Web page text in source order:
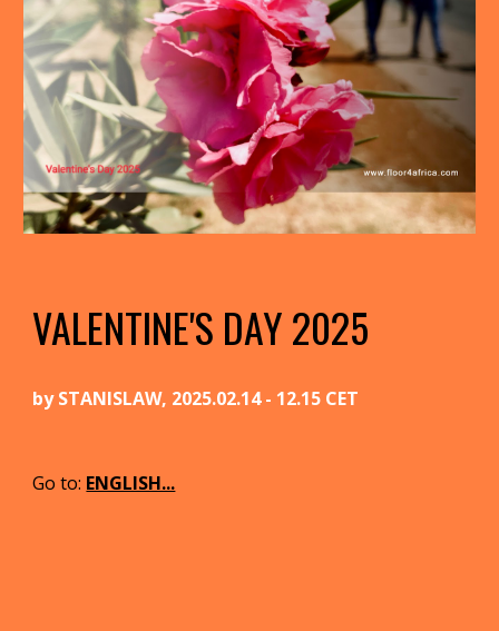
VALENTINE'S DAY 2025
by STANISLAW, 2025.02.14 - 12.15 CET
Go to: ENGLISH...